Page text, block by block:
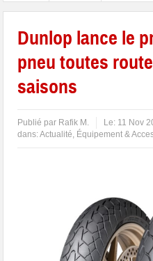
Dunlop lance le
pneu toutes
saisons
Publié par Rafik M. Le: 11 Nov
dans:Actualité, Équipement &